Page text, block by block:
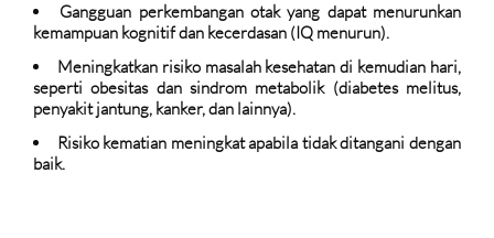
Gangguan perkembangan otak yang dapat menurunkan
kemampuan kognitif dan kecerdasan (IQ menurun).
Meningkatkan risiko masalah kesehatan di kemudian hari,
seperti obesitas dan sindrom metabolik (diabetes melitus,
penyakit jantung, kanker, dan lainnya).
Risiko kematian meningkat apabila tidak ditangani dengan
baik.